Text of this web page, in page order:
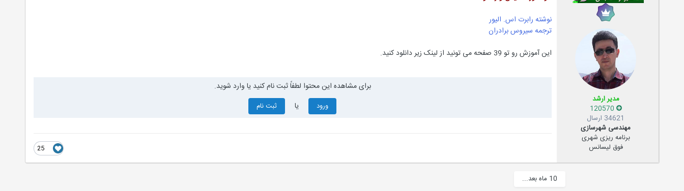
مدیر ارشد
34621 ارسال
مهندسی شهرسازی
برنامه ریزی شهری
فوق لیسانس
نوشته رابرت اس. الیور
ترجمه سیروس برادران
این آموزش رو تو 39 صفحه می تونید از لینک زیر دانلود کنید.
برای مشاهده این محتوا لطفاً ثبت نام کنید یا وارد شوید.
ورود یا ثبت نام
25
10 ماه بعد...